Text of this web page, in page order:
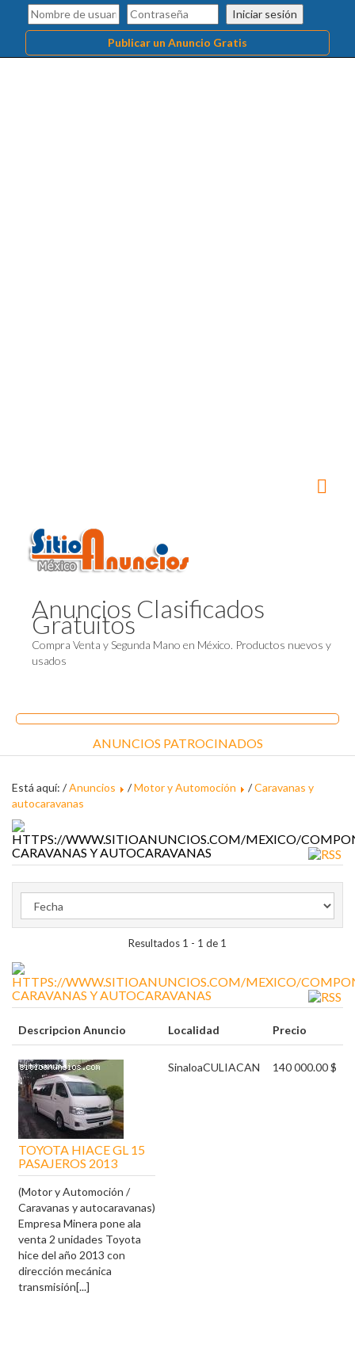
Iniciar sesión
Publicar un Anuncio Gratis
Anuncios Clasificados
Gratuitos
Compra Venta y Segunda Mano en México. Productos nuevos y
usados
ANUNCIOS PATROCINADOS
Está aquí: /Anuncios /Motor y Automoción /Caravanas y
autocaravanas
CARAVANAS Y AUTOCARAVANAS
Resultados 1 - 1 de 1
CARAVANAS Y AUTOCARAVANAS
Descripcion Anuncio Localidad Precio
TOYOTA HIACE GL 15
PASAJEROS 2013
(Motor y Automoción /
Caravanas y autocaravanas)
Empresa Minera pone ala
venta 2 unidades Toyota
hice del año 2013 con
dirección mecánica
transmisión[...]
SinaloaCULIACAN 140 000.00 $